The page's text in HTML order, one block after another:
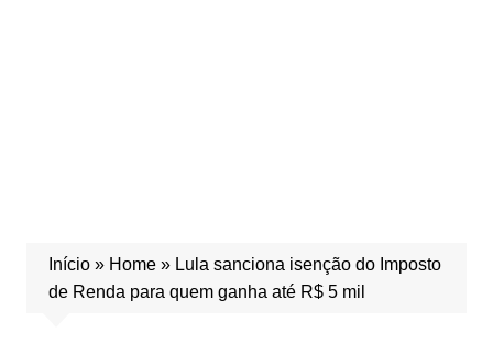
Início» Home» Lula sanciona isenção do Imposto
de Renda para quem ganha até R$ 5 mil